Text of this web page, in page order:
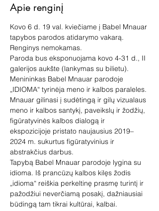
Apie renginį
Kovo 6 d. 19 val. kviečiame į Babel Mnauar
tapybos parodos atidarymo vakarą.
Renginys nemokamas.
Paroda bus eksponuojama kovo 4-31 d., II
galerijos aukšte (lankymas su bilietu).
Menininkas Babel Mnauar parodoje
„IDIOMA“ tyrinėja meno ir kalbos paraleles.
Mnauar gilinasi į sudėtingą ir gilų vizualaus
meno ir kalbos santykį, paveikslų ir žodžių,
figūratyvinės kalbos dialogą ir
ekspozicijoje pristato naujausius 2019–
2024 m. sukurtus figūratyvinius ir
abstrakčius darbus.
Tapybą Babel Mnauar parodoje lygina su
idioma. Iš prancūzų kalbos kilęs žodis
„idioma“ reiškia perkeltinę prasmę turintį ir
pažodžiui neverčiamą posakį, dažniausiai
būdingą tam tikrai kultūrai, kalbai.